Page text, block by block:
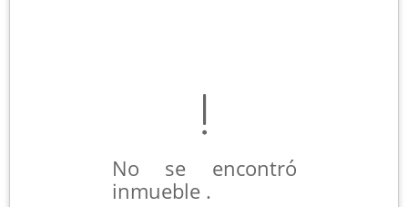
No se encontró
inmueble .